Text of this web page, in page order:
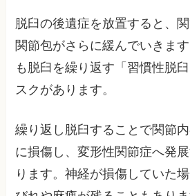
脱臼の後遺症を放置すると、
関節包がさらに緩んでいきま
も脱臼を繰り返す「習慣性脱
スクがあります。
繰り返し脱臼することで関節
に損傷し、変形性関節症へ発
ります。神経が損傷していた